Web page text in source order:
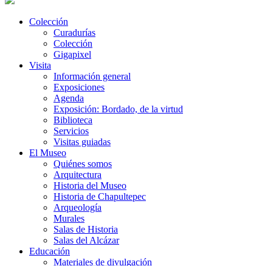
Colección
Curadurías
Colección
Gigapixel
Visita
Información general
Exposiciones
Agenda
Exposición: Bordado, de la virtud
Biblioteca
Servicios
Visitas guiadas
El Museo
Quiénes somos
Arquitectura
Historia del Museo
Historia de Chapultepec
Arqueología
Murales
Salas de Historia
Salas del Alcázar
Educación
Materiales de divulgación